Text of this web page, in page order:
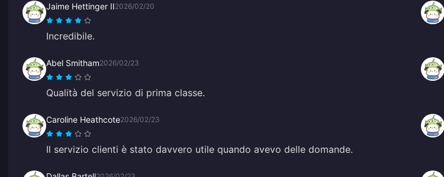
Jaime Hettinger II2026/02/20
Incredibile.
Abel Smitham2026/02/23
Qualità del servizio di prima classe.
Caroline Heathcote2026/02/23
Il servizio clienti è stato davvero utile quando avevo delle domande.